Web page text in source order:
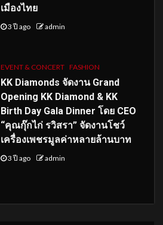
เมืองไทย
3 ปี ago admin
EVENT & CONCERT FASHION
KK Diamonds จัดงาน Grand
Opening KK Diamond & KK
Birth Day Gala Dinner โดย CEO
“คุณกุ๊กไก่ รวิสรา” จัดงานโชว์
เครื่องเพชรมูลค่าหลายล้านบาท
3 ปี ago admin